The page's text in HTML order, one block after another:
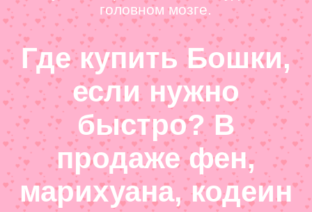
головном мозге.
Где купить Бошки,
если нужно
быстро? В
продаже фен,
марихуана, кодеин